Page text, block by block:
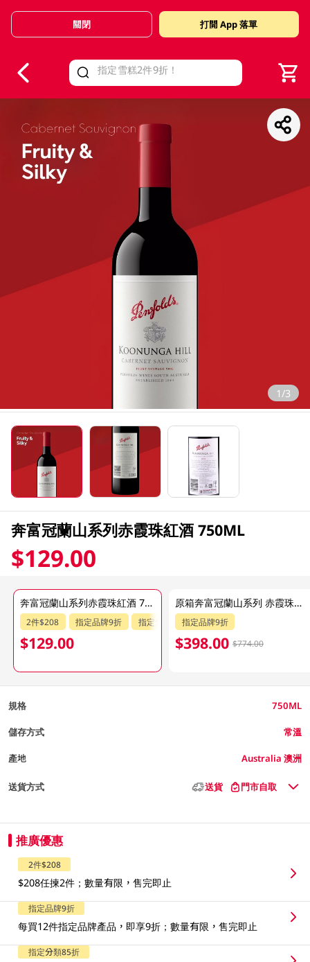
Valid Until 30 June 2026
關閉 打開 App 落單
1/3
奔富冠蘭山系列赤霞珠紅酒 750ML
$129.00
奔富冠蘭山系列赤霞珠紅酒 750ML
2件$208 指定品牌9折 指定分類85折
$129.00
原箱奔富冠蘭山系列 赤霞珠紅酒 6 X 750ML
指定品牌9折
$398.00 $774.00
規格 750ML
儲存方式 常溫
產地 Australia 澳洲
送貨方式 送貨 門市自取
推廣優惠
2件$208
$208任揀2件；數量有限，售完即止
指定品牌9折
每買12件指定品牌產品，即享9折；數量有限，售完即止
指定分類85折